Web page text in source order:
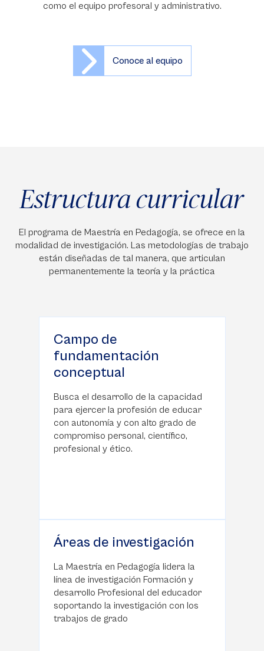
como el equipo profesoral y administrativo.
Conoce al equipo
Estructura curricular
El programa de Maestría en Pedagogía, se ofrece en la
modalidad de investigación. Las metodologías de trabajo
están diseñadas de tal manera, que articulan
permanentemente la teoría y la práctica
Campo de
fundamentación
conceptual
Busca el desarrollo de la capacidad
para ejercer la profesión de educar
con autonomía y con alto grado de
compromiso personal, científico,
profesional y ético.
Áreas de investigación
La Maestría en Pedagogía lidera la
línea de investigación Formación y
desarrollo Profesional del educador
soportando la investigación con los
trabajos de grado